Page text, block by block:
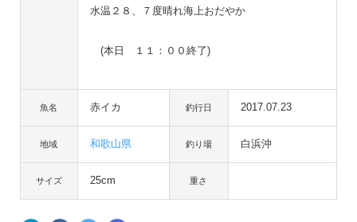
水温２８、７度晴れ海上おだやか
(本日 １１：００終了)
魚名 赤イカ 釣行日 2017.07.23
地域 和歌山県 釣り場 白浜沖
サイズ 25cm 重さ